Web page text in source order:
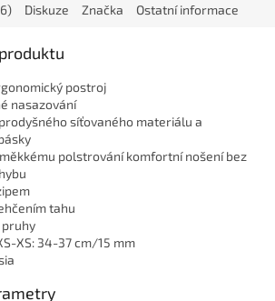
Diskuze Značka Ostatní informace
postroj
nasazování
síťovaného materiálu a
polstrování komfortní nošení bez
tahu
XS: 34-37 cm/15 mm